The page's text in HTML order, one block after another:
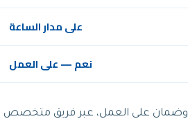
على مدار الساعة
نعم — على العمل
وضمان على العمل، عبر فريق متخصص